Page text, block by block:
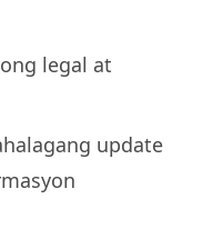
legal at
update